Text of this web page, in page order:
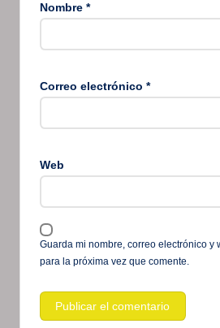
Nombre *
Correo electrónico *
Web
Guarda mi nombre, correo electrónico y
para la próxima vez que comente.